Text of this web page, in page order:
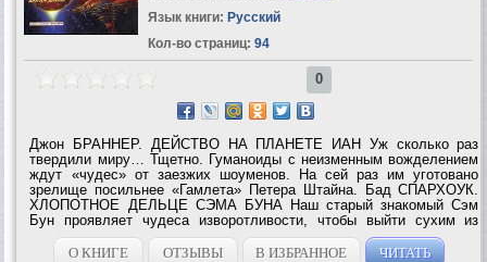
Язык книги: Русский
Кол-во страниц: 94
0
Джон БРАННЕР. ДЕЙСТВО НА ПЛАНЕТЕ ИАН Уж сколько раз
твердили миру… Тщетно. Гуманоиды с неизменным вожделением
ждут «чудес» от заезжих шоуменов. На сей раз им уготовано
зрелище посильнее «Гамлета» Петера Штайна. Бад СПАРХОУК.
ХЛОПОТНОЕ ДЕЛЬЦЕ СЭМА БУНА Наш старый знакомый Сэм
Бун проявляет чудеса изворотливости, чтобы выйти сухим из
межгалактического конфликта. Родриго ГАРСИА-и-РОБЕРТСОН.
ПРЕКРАСНАЯ ВЕРОНА …еще и...
О КНИГЕ ОТЗЫВЫ В ИЗБРАННОЕ ЧИТАТЬ